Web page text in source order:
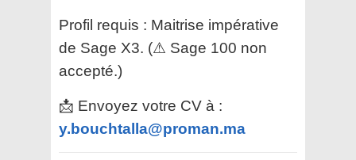
Profil requis : Maitrise impérative
de Sage X3. (⚠ Sage 100 non
accepté.)
📩 Envoyez votre CV à :
y.bouchtalla@proman.ma